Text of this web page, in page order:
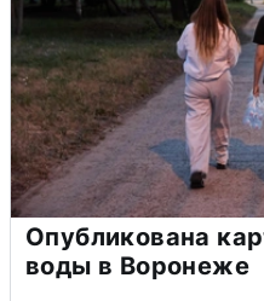
Опубликована
воды в Воронеже